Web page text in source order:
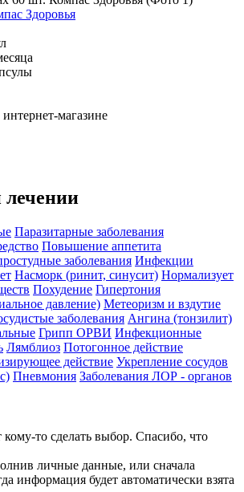
Здоровья
интернет-магазине
лечении
Паразитарные заболевания
Повышение аппетита
заболевания Инфекции
Насморк (ринит, синусит) Нормализует
Похудение Гипертония
давление) Метеоризм и вздутие
заболевания Ангина (тонзилит)
Грипп ОРВИ Инфекционные
Лямблиоз Потогонное действие
действие Укрепление сосудов
Пневмония Заболевания ЛОР - органов
то сделать выбор. Спасибо, что
личные данные, или сначала
информация будет автоматически взята